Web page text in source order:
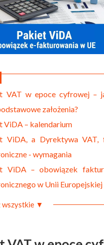
VAT w epoce cyfrowej –
założenia?
ViDA – kalendarium
ViDA, a Dyrektywa VAT,
- wymagania
ViDA – obowiązek
w Unii Europejskiej
wszystkie ▼